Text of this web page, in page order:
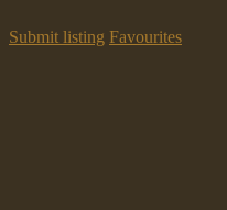
Submit listing Favourites